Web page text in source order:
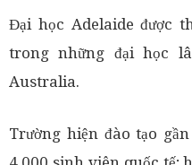
Đại học Adelaide được
trong những đại học
Australia.
Trường hiện đào tạo